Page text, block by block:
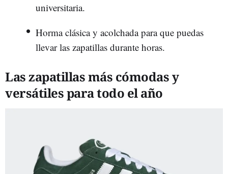
universitaria.
Horma clásica y acolchada para que puedas
llevar las zapatillas durante horas.
Las zapatillas más cómodas y
versátiles para todo el año